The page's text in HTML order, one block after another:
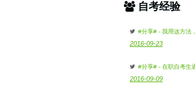
自考经验
#分享# - 我用这方法
2016-09-23
#分享# - 在职自考生
2016-09-09